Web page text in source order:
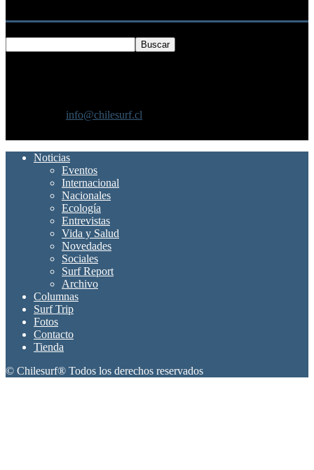
info@chilesurf.cl
Noticias
Eventos
Internacional
Nacionales
Ecología
Entrevistas
Vida y Salud
Novedades
Sociales
Surf Report
Archivo
Columnas
Surf Trip
Fotos
Contacto
Tienda
© Chilesurf® Todos los derechos reservados